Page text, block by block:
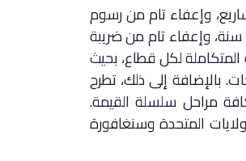
وإعفاء تام من رسوم
الاستيراد وإعادة التصدير، وإعفاء من الضرائب على الشركات لمدة تصل إلى 25 سنة، وإعفاء تام من ضريبة
المتكاملة لكل قطاع، بحيث
بالإضافة إلى ذلك، تطرح
مراحل سلسلة القيمة.
المتحدة وسنغافورة